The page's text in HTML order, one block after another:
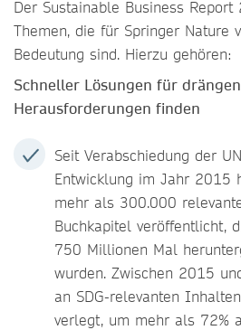
Der Sustainable Business
Themen, die für Springer Nature
Bedeutung sind. Hierzu gehören:
Schneller Lösungen für
Herausforderungen finden
Seit Verabschiedung der
Entwicklung im Jahr 2015
mehr als 300.000
Buchkapitel veröffentlicht,
750 Millionen Mal
wurden. Zwischen 2015
an SDG-relevanten
verlegt, um mehr als 72%